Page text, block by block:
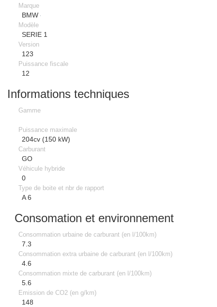
Marque
BMW
Modèle
SERIE 1
Version
123
Puissance fiscale
12
Informations techniques
Gamme
Puissance maximale
204cv (150 kW)
Carburant
GO
Véhicule hybride
0
Type de boite et nbr de rapport
A 6
Consomation et environnement
Consommation urbaine de carburant (en l/100km)
7.3
Consommation extra urbaine de carburant (en l/100km)
4.6
Consommation mixte de carburant (en l/100km)
5.6
Emission de CO2 (en g/km)
148